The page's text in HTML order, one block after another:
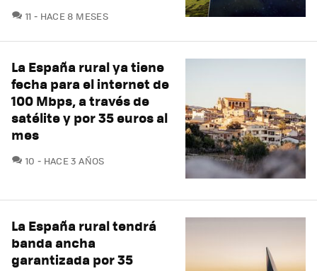
11 COMENTARIOS
HACE 8 MESES
La España rural ya tiene
fecha para el internet de
100 Mbps, a través de
satélite y por 35 euros al
mes
10 COMENTARIOS
HACE 3 AÑOS
La España rural tendrá
banda ancha
garantizada por 35